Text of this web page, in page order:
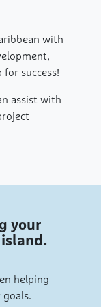
klanten bij
IT of
Nederland
zijn
goed
op
en
with
success!
assist with
your
helping
goals.